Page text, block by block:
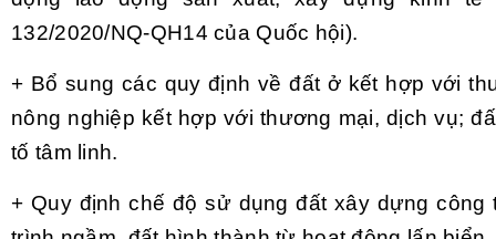
132/2020/NQ-QH14 của Quốc hội).
+ Bổ sung các quy định về đất ở kết hợp với
nông nghiệp kết hợp với thương mại, dịch vụ;
tố tâm linh.
+ Quy định chế độ sử dụng đất xây dựng công